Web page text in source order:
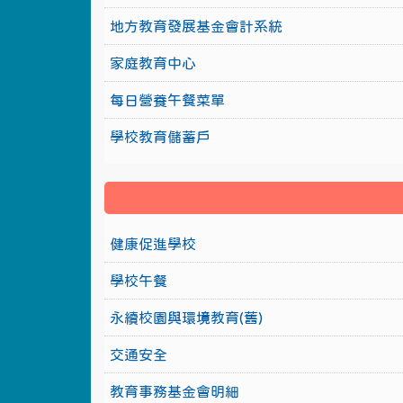
地方教育發展基金會計系統
家庭教育中心
每日營養午餐菜單
學校教育儲蓄戶
健康促進學校
學校午餐
永續校園與環境教育(舊)
交通安全
教育事務基金會明細